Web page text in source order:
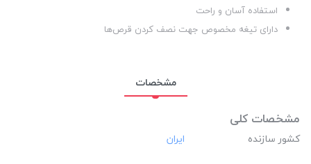
استفاده آسان و راحت
دارای تیغه مخصوص جهت نصف کردن قرص‌ها
مشخصات
مشخصات کلی
کشور سازنده